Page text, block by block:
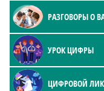
РАЗГОВОРЫ О
УРОК ЦИФРЫ
ЦИФРОВОЙ